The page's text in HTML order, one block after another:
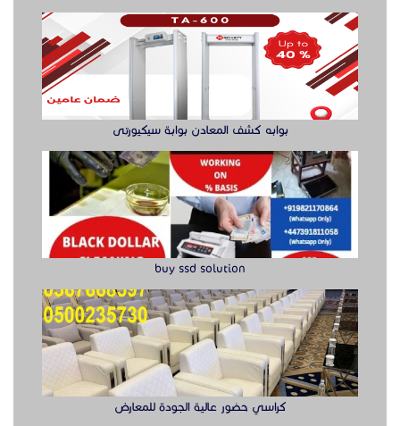
بوابه كشف المعادن بوابة سيكيورتى
buy ssd solution
كراسي حضور عالية الجودة للمعارض